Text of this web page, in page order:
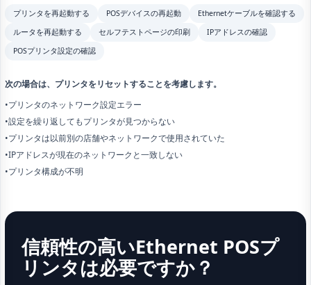
プリンタを再起動する POSデバイスの再起動
Ethernetケーブルを確認する
ルータを再起動する
セルフテストページの印刷
IPアドレスの確認
POSプリンタ設定の確認
次の場合は、プリンタをリセットすることを考慮します。
•プリンタのネットワーク設定エラー
•設定を繰り返してもプリンタが見つからない
•プリンタは以前別の店舗やネットワークで使用されていた
•IPアドレスが現在のネットワークと一致しない
•プリンタ構成が不明
信頼性の高いEthernet POSプ
リンタは必要ですか？